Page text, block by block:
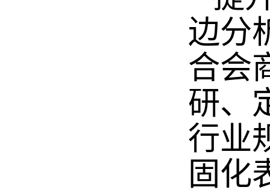
边分
合会
研、
行业
固化